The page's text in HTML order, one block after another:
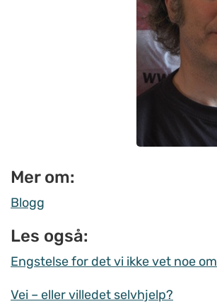
Mer om:
Blogg
Les også:
Engstelse for det vi ikke vet noe om
Vei – eller villedet selvhjelp?